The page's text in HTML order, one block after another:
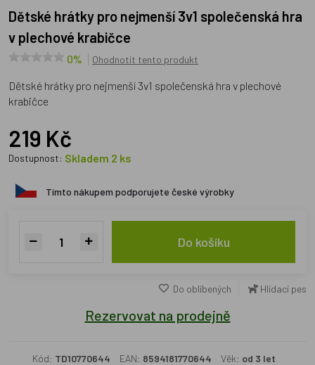
Dětské hrátky pro nejmenší 3v1 společenská hra
v plechové krabičce
0% Ohodnotit tento produkt
Dětské hrátky pro nejmenší 3v1 společenská hra v plechové
krabičce
219 Kč
Dostupnost: Skladem 2 ks
Tímto nákupem podporujete české výrobky
Do košíku
Do oblíbených Hlídací pes
Rezervovat na prodejně
Kód: TD10770644 EAN: 8594181770644 Věk: od 3 let